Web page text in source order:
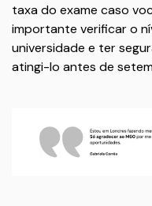
taxa do exame caso
importante verificar o
universidade e ter
atingi-lo antes de